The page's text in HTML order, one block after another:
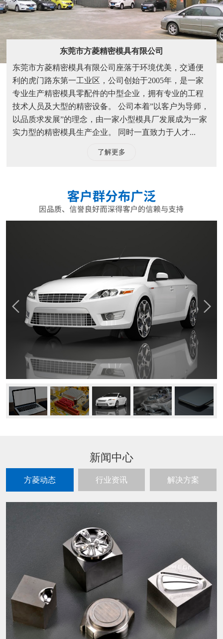
东莞市方菱精密模具有限公司
东莞市方菱精密模具有限公司座落于环境优美，交通便
利的虎门路东第一工业区，公司创始于2005年，是一家
专业生产精密模具零配件的中型企业，拥有专业的工程
技术人员及大型的精密设备。 公司本着”以客户为导师，
以品质求发展”的理念，由一家小型模具厂发展成为一家
实力型的精密模具生产企业。 同时一直致力于人才...
了解更多
新闻中心
方菱动态 行业资讯 解决方案